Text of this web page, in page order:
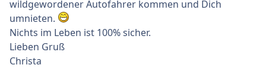
wildgewordener Autofahrer kommen und Dich
umnieten.
Nichts im Leben ist 100% sicher.
Lieben Gruß
Christa